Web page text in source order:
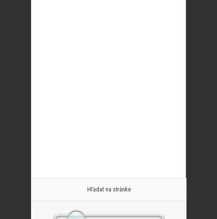
Hľadať na stránke